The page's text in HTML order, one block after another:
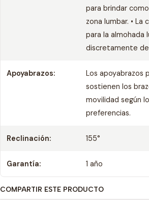
para brindar
zona lumbar. • La
para la almohada
discretamente
Apoyabrazos:
Los apoyabrazos
sostienen los
movilidad según
preferencias.
Reclinación: 155°
Garantía: 1 año
COMPARTIR ESTE PRODUCTO